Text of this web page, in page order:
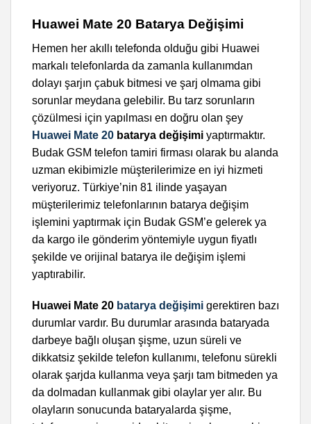
Huawei Mate 20 Batarya Değişimi
Hemen her akıllı telefonda olduğu gibi Huawei
markalı telefonlarda da zamanla kullanımdan
dolayı şarjın çabuk bitmesi ve şarj olmama gibi
sorunlar meydana gelebilir. Bu tarz sorunların
çözülmesi için yapılması en doğru olan şey
Huawei Mate 20 batarya değişimi yaptırmaktır.
Budak GSM telefon tamiri firması olarak bu alanda
uzman ekibimizle müşterilerimize en iyi hizmeti
veriyoruz. Türkiye’nin 81 ilinde yaşayan
müşterilerimiz telefonlarının batarya değişim
işlemini yaptırmak için Budak GSM’e gelerek ya
da kargo ile gönderim yöntemiyle uygun fiyatlı
şekilde ve orijinal batarya ile değişim işlemi
yaptırabilir.
Huawei Mate 20 batarya değişimi gerektiren bazı
durumlar vardır. Bu durumlar arasında bataryada
darbeye bağlı oluşan şişme, uzun süreli ve
dikkatsiz şekilde telefon kullanımı, telefonu sürekli
olarak şarjda kullanma veya şarjı tam bitmeden ya
da dolmadan kullanmak gibi olaylar yer alır. Bu
olayların sonucunda bataryalarda şişme,